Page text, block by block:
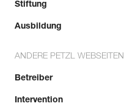
Stiftung
Ausbildung
ANDERE PETZL WEBSEITEN
Betreiber
Intervention